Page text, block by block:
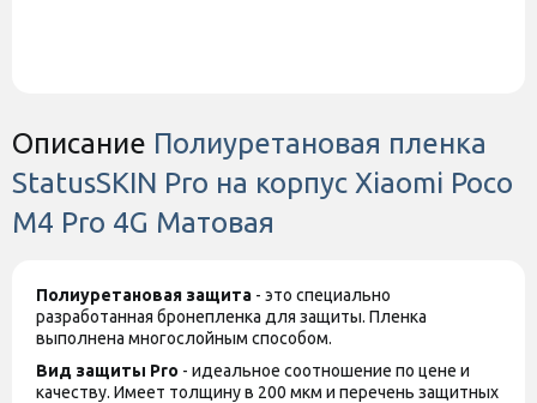
Описание Полиуретановая пленка
StatusSKIN Pro на корпус Xiaomi Poco
M4 Pro 4G Матовая
Полиуретановая защита - это специально
разработанная бронепленка для защиты. Пленка
выполнена многослойным способом.
Вид защиты Pro - идеальное соотношение по цене и
качеству. Имеет толщину в 200 мкм и перечень защитных